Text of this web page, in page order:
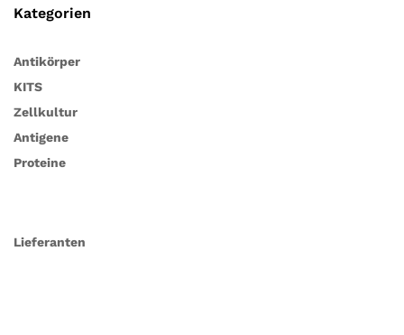
Kategorien
Antikörper
KITS
Zellkultur
Antigene
Proteine
Lieferanten